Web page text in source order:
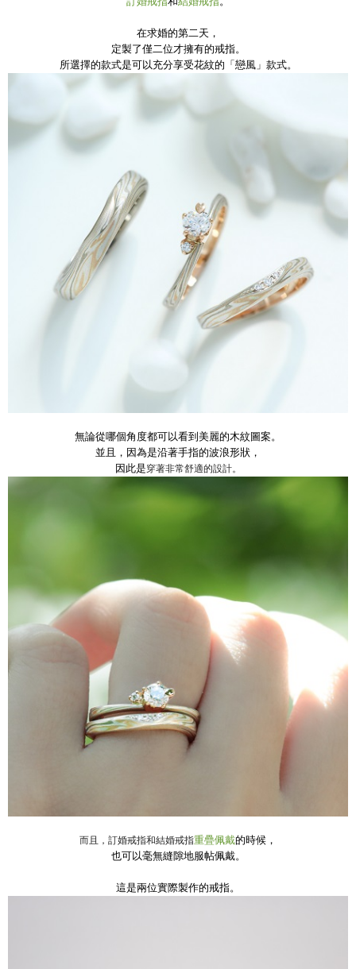
在求婚的第二天，
定製了僅二位才擁有的戒指。
所選擇的款式是可以充分享受花紋的「戀風」款式。
無論從哪個角度都可以看到美麗的木紋圖案。
並且，因為是沿著手指的波浪形狀，
因此是穿著非常舒適的設計。
而且，訂婚戒指和結婚戒指重疊佩戴的時候，
也可以毫無縫隙地服帖佩戴。
這是兩位實際製作的戒指。